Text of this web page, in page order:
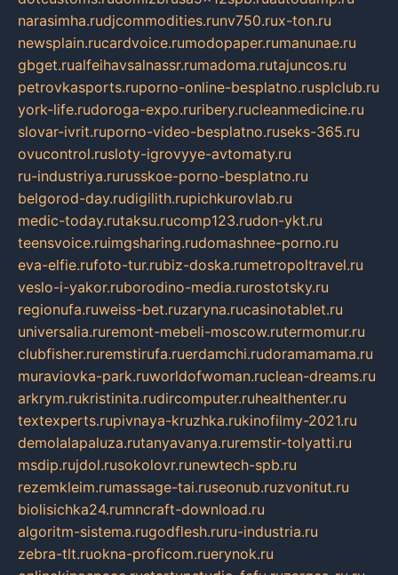
narasimha.rudjcommodities.runv750.rux-ton.ru
newsplain.rucardvoice.rumodopaper.rumanunae.ru
gbget.rualfeihavsalnassr.rumadoma.rutajuncos.ru
petrovkasports.ruporno-online-besplatno.rusplclub.ru
york-life.rudoroga-expo.ruribery.rucleanmedicine.ru
slovar-ivrit.ruporno-video-besplatno.ruseks-365.ru
ovucontrol.rusloty-igrovyye-avtomaty.ru
ru-industriya.rurusskoe-porno-besplatno.ru
belgorod-day.rudigilith.rupichkurovlab.ru
medic-today.rutaksu.rucomp123.rudon-ykt.ru
teensvoice.ruimgsharing.rudomashnee-porno.ru
eva-elfie.rufoto-tur.rubiz-doska.rumetropoltravel.ru
veslo-i-yakor.ruborodino-media.rurostotsky.ru
regionufa.ruweiss-bet.ruzaryna.rucasinotablet.ru
universalia.ruremont-mebeli-moscow.rutermomur.ru
clubfisher.ruremstirufa.ruerdamchi.rudoramamama.ru
muraviovka-park.ruworldofwoman.ruclean-dreams.ru
arkrym.rukristinita.rudircomputer.ruhealthenter.ru
textexperts.rupivnaya-kruzhka.rukinofilmy-2021.ru
demolalapaluza.rutanyavanya.ruremstir-tolyatti.ru
msdip.rujdol.rusokolovr.runewtech-spb.ru
rezemkleim.rumassage-tai.ruseonub.ruzvonitut.ru
biolisichka24.rumncraft-download.ru
algoritm-sistema.rugodflesh.ruru-industria.ru
zebra-tlt.ruokna-proficom.ruerynok.ru